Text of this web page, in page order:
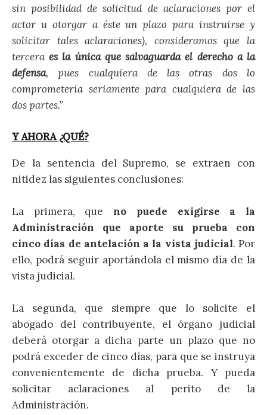
sin posibilidad de solicitud de aclaraciones por el
actor u otorgar a éste un plazo para instruirse y
solicitar tales aclaraciones), consideramos que la
terceraes la única que salvaguarda el derecho a la
defensa, pues cualquiera de las otras dos lo
comprometería seriamente para cualquiera de las
dos partes.”
Y AHORA ¿QUÉ?
De la sentencia del Supremo, se extraen con
nitidez las siguientes conclusiones:
La primera, queno puede exigirse a la
Administración que aporte su prueba con
cinco días de antelación a la vista judicial. Por
ello, podrá seguir aportándola el mismo día de la
vista judicial.
La segunda, que siempre que lo solicite el
abogado del contribuyente, el órgano judicial
deberá otorgar a dicha parte un plazo que no
podrá exceder de cinco días, para que se instruya
convenientemente de dicha prueba. Y pueda
solicitar aclaraciones al perito de la
Administración.